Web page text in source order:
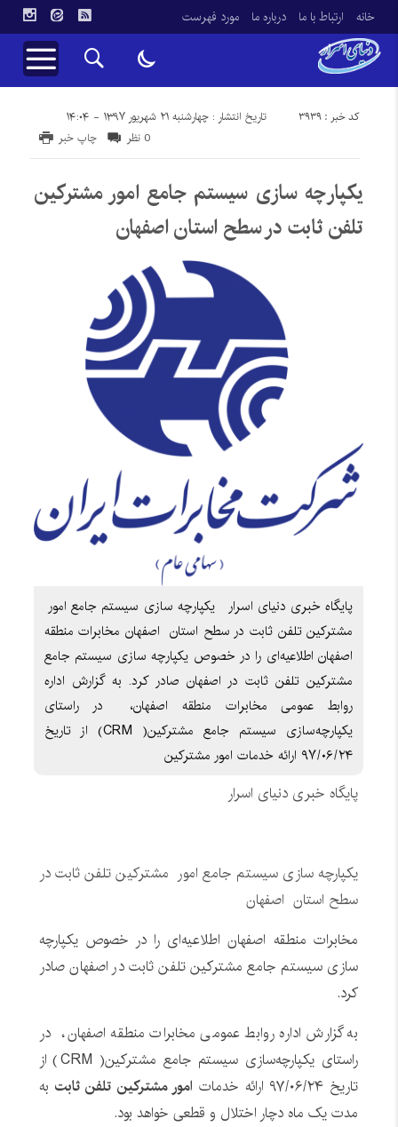
خانه ارتباط با ما درباره ما مورد فهرست
تاریخ انتشار : چهارشنبه ۲۱ شهریور ۱۳۹۷ - ۱۴:۰۴ کد خبر : 3939
چاپ خبر 0 نظر
یکپارچه سازی سیستم جامع امور مشترکین
تلفن ثابت در سطح استان اصفهان
پایگاه خبری دنیای اسرار یکپارچه سازی سیستم جامع امور
مشترکین تلفن ثابت در سطح استان اصفهان مخابرات منطقه
اصفهان اطلاعیه‌ای را در خصوص یکپارچه سازی سیستم جامع
مشترکین تلفن ثابت در اصفهان صادر کرد. به گزارش اداره
روابط عمومی مخابرات منطقه اصفهان، در راستای
یکپارچه‌سازی سیستم جامع مشترکین( CRM) از تاریخ
۹۷/۰۶/۲۴ ارائه خدمات امور مشترکین
پایگاه خبری دنیای اسرار
یکپارچه سازی سیستم جامع امور مشترکین تلفن ثابت در
سطح استان اصفهان
مخابرات منطقه اصفهان اطلاعیه‌ای را در خصوص یکپارچه
سازی سیستم جامع مشترکین تلفن ثابت در اصفهان صادر
کرد.
به گزارش اداره روابط عمومی مخابرات منطقه اصفهان، در
راستای یکپارچه‌سازی سیستم جامع مشترکین( CRM) از
تاریخ ۹۷/۰۶/۲۴ ارائه خدمات
امور مشترکین تلفن ثابت به
مدت یک ماه دچار اختلال و قطعی خواهد بود.